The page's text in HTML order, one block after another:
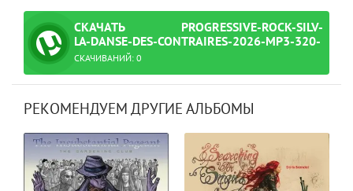
СКАЧАТЬ
ТОРРЕНТ
PROGRESSIVE-ROCK-SILV-
LA-DANSE-DES-CONTRAIRES-2026-MP3-320-
KBPS-6865424.TORRENT
СКАЧИВАНИЙ: 0
320-kbps-6865424.torrent
РЕКОМЕНДУЕМ ДРУГИЕ АЛЬБОМЫ